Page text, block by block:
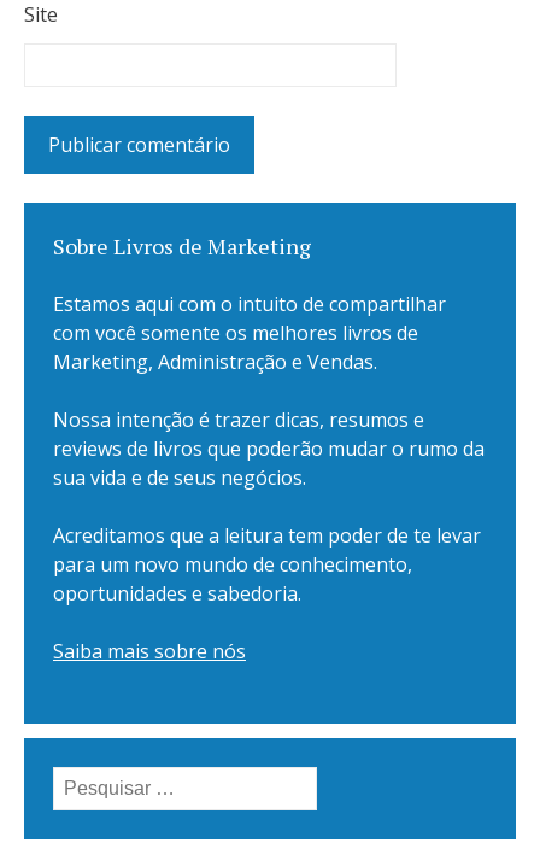
Site
Sobre Livros de Marketing
Estamos aqui com o intuito de compartilhar
com você somente os melhores livros de
Marketing, Administração e Vendas.
Nossa intenção é trazer dicas, resumos e
reviews de livros que poderão mudar o rumo da
sua vida e de seus negócios.
Acreditamos que a leitura tem poder de te levar
para um novo mundo de conhecimento,
oportunidades e sabedoria.
Saiba mais sobre nós
Pesquisar
por: